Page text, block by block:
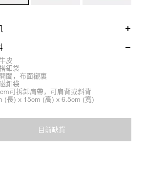
皮
釦袋
闔，布面襯裏
釦袋
可拆卸肩帶，可肩背或斜背
(長) x 15cm (高) x 6.5cm (寬)
目前缺貨